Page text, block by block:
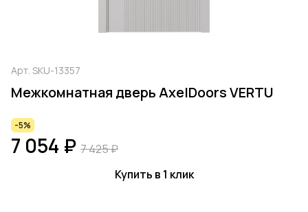
Арт. SKU-13357
Межкомнатная дверь AxelDoors VERTU
-5%
7 054 ₽ 7 425 ₽
Купить в 1 клик